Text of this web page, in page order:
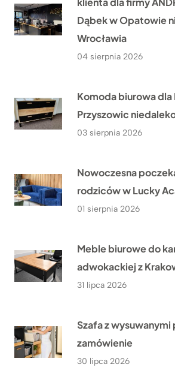
Dąbek w Opatowie
Wrocławia
04 sierpnia 2026
Komoda biurowa dla
Przyszowic
03 sierpnia 2026
Nowoczesna
rodziców w Lucky
01 sierpnia 2026
Meble biurowe do
adwokackiej z
31 lipca 2026
Szafa z wysuwanymi
zamówienie
30 lipca 2026